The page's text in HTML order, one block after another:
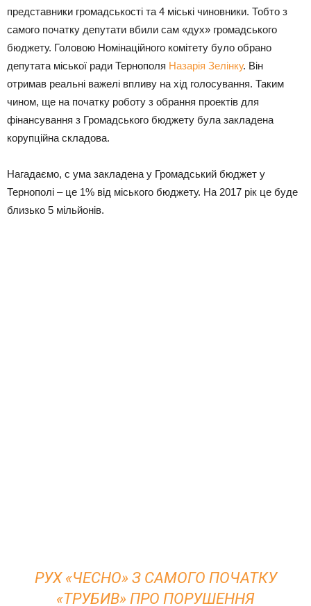
представники громадськості та 4 міські чиновники. Тобто з
самого початку депутати вбили сам «дух» громадського
бюджету. Головою Номінаційного комітету було обрано
депутата міської ради Тернополя Назарія Зелінку. Він
отримав реальні важелі впливу на хід голосування. Таким
чином, ще на початку роботу з обрання проектів для
фінансування з Громадського бюджету була закладена
корупційна складова.
Нагадаємо, с ума закладена у Громадський бюджет у
Тернополі – це 1% від міського бюджету. На 2017 рік це буде
близько 5 мільйонів.
РУХ «ЧЕСНО» З САМОГО ПОЧАТКУ
«ТРУБИВ» ПРО ПОРУШЕННЯ